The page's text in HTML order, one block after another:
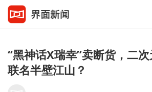
“黑神话X瑞幸”卖断货，二
联名半壁江山？